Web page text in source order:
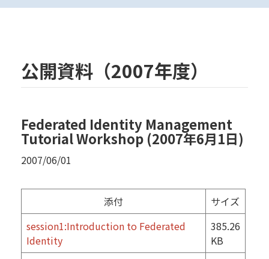
公開資料（2007年度）
Federated Identity Management
Tutorial Workshop (2007年6月1日)
2007/06/01
添付
サイズ
session1:Introduction to Federated
Identity
385.26
KB